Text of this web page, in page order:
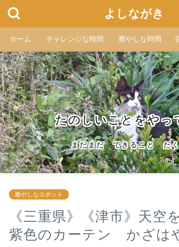
よしながき
ホーム チャレンジな時間 癒やしな時間
たのしいことをやっ
まだまだ できること た
癒やしなスポット
《三重県》《津市》天空
紫色のカーテン かざは